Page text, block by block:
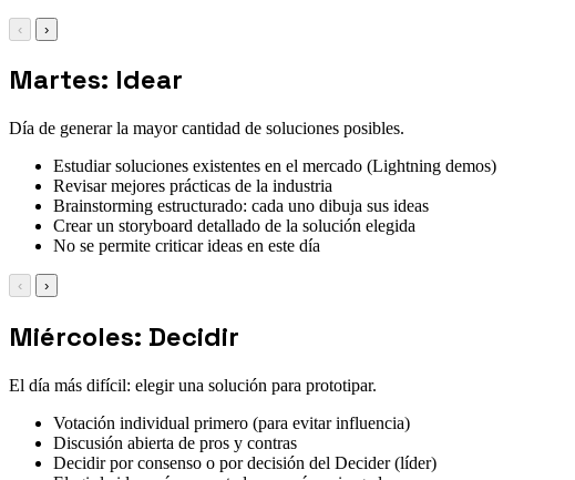
‹ ›
Martes: Idear
Día de generar la mayor cantidad de soluciones posibles.
Estudiar soluciones existentes en el mercado (Lightning demos)
Revisar mejores prácticas de la industria
Brainstorming estructurado: cada uno dibuja sus ideas
Crear un storyboard detallado de la solución elegida
No se permite criticar ideas en este día
‹ ›
Miércoles: Decidir
El día más difícil: elegir una solución para prototipar.
Votación individual primero (para evitar influencia)
Discusión abierta de pros y contras
Decidir por consenso o por decisión del Decider (líder)